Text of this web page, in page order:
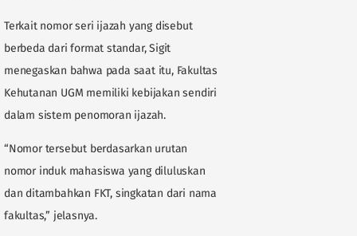
Terkait nomor seri ijazah yang disebut
berbeda dari format standar, Sigit
menegaskan bahwa pada saat itu, Fakultas
Kehutanan UGM memiliki kebijakan sendiri
dalam sistem penomoran ijazah.
“Nomor tersebut berdasarkan urutan
nomor induk mahasiswa yang diluluskan
dan ditambahkan FKT, singkatan dari nama
fakultas,” jelasnya.